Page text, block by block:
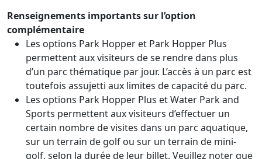
Renseignements importants sur l’option
complémentaire
Les options Park Hopper et Park Hopper Plus
permettent aux visiteurs de se rendre dans plus
d’un parc thématique par jour. L’accès à un parc est
toutefois assujetti aux limites de capacité du parc.
Les options Park Hopper Plus et Water Park and
Sports permettent aux visiteurs d’effectuer un
certain nombre de visites dans un parc aquatique,
sur un terrain de golf ou sur un terrain de mini-
golf, selon la durée de leur billet. Veuillez noter que